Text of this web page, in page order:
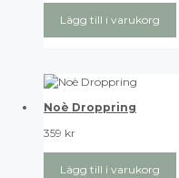
Lägg till i varukorg
Noè Droppring
359 kr
Lägg till i varukorg